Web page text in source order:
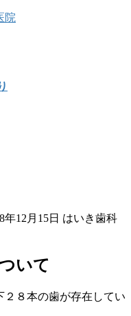
年12月15日 はいき歯科
いて
２８本の歯が存在してい